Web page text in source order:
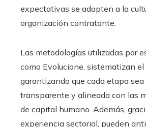
expectativas se adapten a la
organización contratante.
Las metodologías utilizadas por
como Evolucione, sistematizan el
garantizando que cada etapa sea
transparente y alineada con las
de capital humano. Además,
experiencia sectorial, pueden